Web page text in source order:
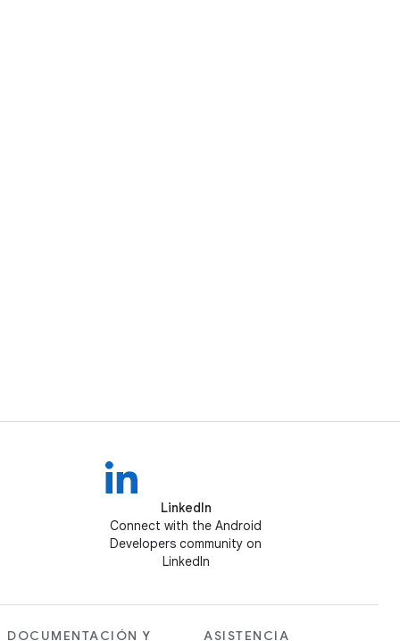
LinkedIn
Connect with the Android
Developers community on
LinkedIn
DOCUMENTACIÓN Y ASISTENCIA